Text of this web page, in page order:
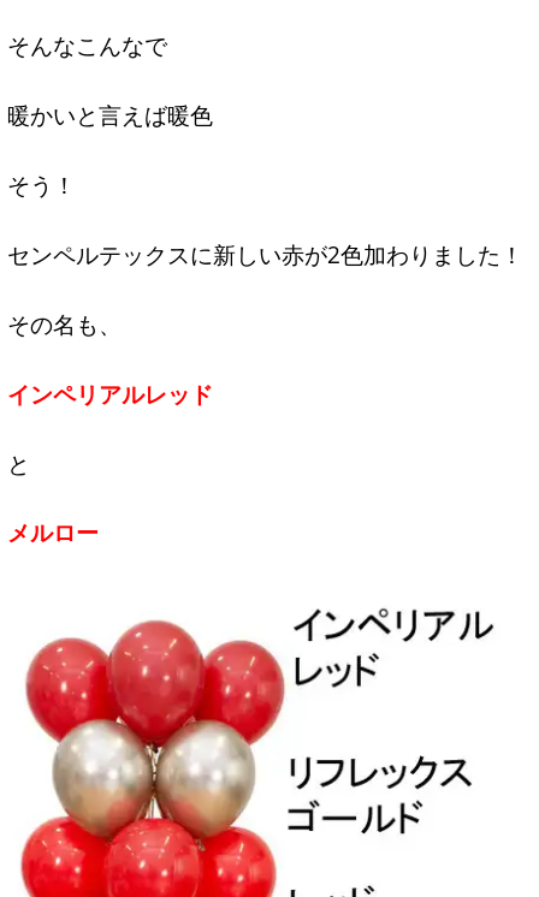
そんなこんなで
暖かいと言えば暖色
そう！
センペルテックスに新しい赤が2色加わりました！
その名も、
インペリアルレッド
と
メルロー